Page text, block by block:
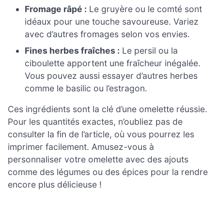
Fromage râpé : Le gruyère ou le comté sont
idéaux pour une touche savoureuse. Variez
avec d’autres fromages selon vos envies.
Fines herbes fraîches : Le persil ou la
ciboulette apportent une fraîcheur inégalée.
Vous pouvez aussi essayer d’autres herbes
comme le basilic ou l’estragon.
Ces ingrédients sont la clé d’une omelette réussie.
Pour les quantités exactes, n’oubliez pas de
consulter la fin de l’article, où vous pourrez les
imprimer facilement. Amusez-vous à
personnaliser votre omelette avec des ajouts
comme des légumes ou des épices pour la rendre
encore plus délicieuse !